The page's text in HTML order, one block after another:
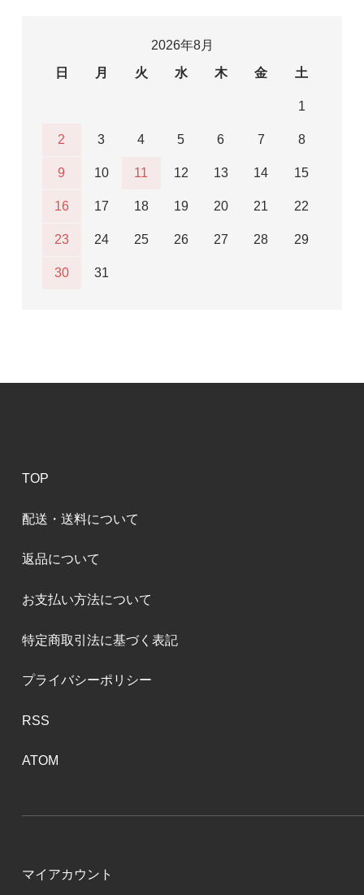
2026年8月
日
月 火 水 木 金 土
1
2 3 4 5 6 7 8
9 10 11 12 13 14 15
16 17 18 19 20 21 22
23 24 25 26 27 28 29
30 31
TOP
配送・送料について
返品について
お支払い方法について
特定商取引法に基づく表記
プライバシーポリシー
RSS
ATOM
マイアカウント